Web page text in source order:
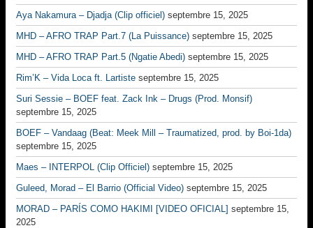
Aya Nakamura – Djadja (Clip officiel) septembre 15, 2025
MHD – AFRO TRAP Part.7 (La Puissance) septembre 15, 2025
MHD – AFRO TRAP Part.5 (Ngatie Abedi) septembre 15, 2025
Rim’K – Vida Loca ft. Lartiste septembre 15, 2025
Suri Sessie – BOEF feat. Zack Ink – Drugs (Prod. Monsif)
septembre 15, 2025
BOEF – Vandaag (Beat: Meek Mill – Traumatized, prod. by Boi-1da)
septembre 15, 2025
Maes – INTERPOL (Clip Officiel) septembre 15, 2025
Guleed, Morad – El Barrio (Official Video) septembre 15, 2025
MORAD – PARÍS COMO HAKIMI [VIDEO OFICIAL] septembre 15,
2025